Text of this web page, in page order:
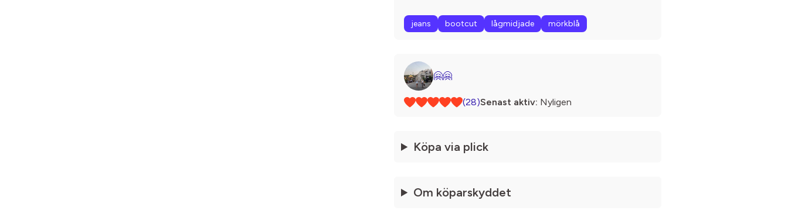
jeans bootcut lågmidjade mörkblå
🤗🤗
(28)Senast aktiv: Nyligen
Köpa via plick
Om köparskyddet